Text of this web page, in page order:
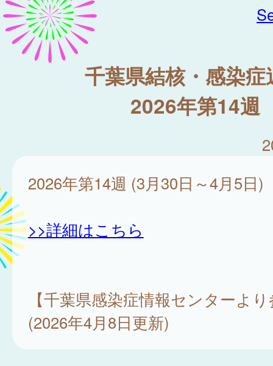
千葉県結核・感染症
2026年第14週
2026年第14週 (3月30日～4月5日)
>>詳細はこちら
【千葉県感染症情報センターよ
(2026年4月8日更新)